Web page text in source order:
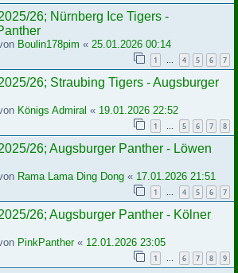
26; Nürnberg Ice Tigers -
Boulin178pim « 25.01.2026 00:14
1 4 5 6 7
26; Straubing Tigers - Augsburger
Königs Admiral « 19.01.2026 22:52
1 … 5 6 7 8
26; Augsburger Panther - Löwen
Rama Lama Ding Dong « 17.01.2026 21:51
1 … 4 5 6 7
26; Augsburger Panther - Kölner
PinkPanther« 12.01.2026 23:05
1 … 6 7 8 9